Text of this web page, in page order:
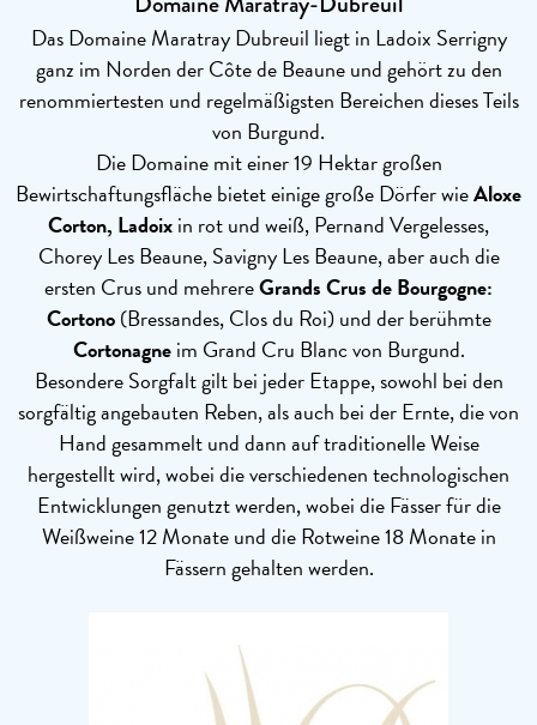
Das Domaine Maratray Dubreuil liegt in Ladoix Serrigny
ganz im Norden der Côte de Beaune und gehört zu den
renommiertesten und regelmäßigsten Bereichen dieses Teils
von Burgund.
Die Domaine mit einer 19 Hektar großen
Bewirtschaftungsfläche bietet einige große Dörfer wieAloxe
Corton, Ladoixin rot und weiß, Pernand Vergelesses,
Chorey Les Beaune, Savigny Les Beaune, aber auch die
ersten Crus und mehrereGrands Crus de Bourgogne:
Cortono(Bressandes, Clos du Roi) und der berühmte
Cortonagneim Grand Cru Blanc von Burgund.
Besondere Sorgfalt gilt bei jeder Etappe, sowohl bei den
sorgfältig angebauten Reben, als auch bei der Ernte, die von
Hand gesammelt und dann auf traditionelle Weise
hergestellt wird, wobei die verschiedenen technologischen
Entwicklungen genutzt werden, wobei die Fässer für die
Weißweine 12 Monate und die Rotweine 18 Monate in
Fässern gehalten werden.